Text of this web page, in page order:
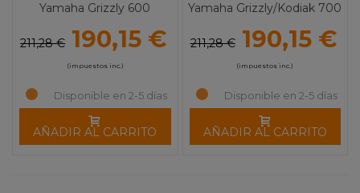
Yamaha Grizzly 600
211,28 € 190,15 €
(impuestos inc.)
Disponible en 2-5 días
AÑADIR AL CARRITO
Yamaha Grizzly/Kodiak 700
MOOSE UTILITY
211,28 € 190,15 €
(impuestos inc.)
Disponible en 2-5 días
AÑADIR AL CARRITO